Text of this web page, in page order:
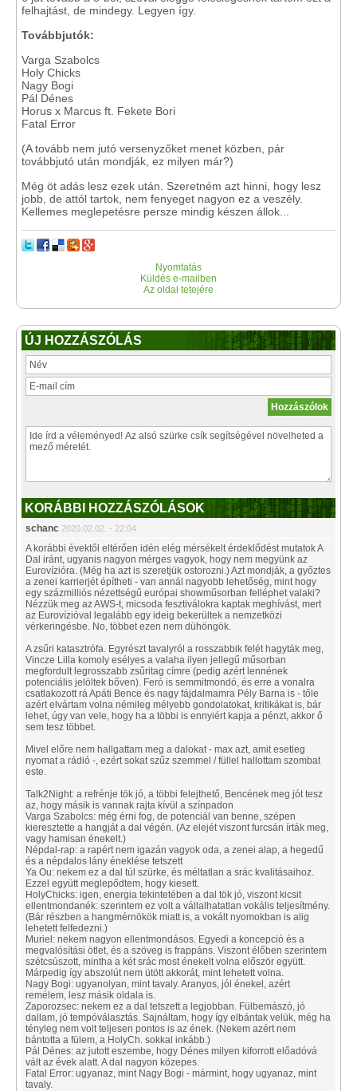
felhajtást, de mindegy. Legyen így.
Továbbjutók:
Varga Szabolcs
Holy Chicks
Nagy Bogi
Pál Dénes
Horus x Marcus ft. Fekete Bori
Fatal Error
(A tovább nem jutó versenyzőket menet közben, pár
továbbjutó után mondják, ez milyen már?)
Még öt adás lesz ezek után. Szeretném azt hinni, hogy lesz
jobb, de attól tartok, nem fenyeget nagyon ez a veszély.
Kellemes meglepetésre persze mindig készen állok...
Nyomtatás
Küldés e-mailben
Az oldal tetejére
ÚJ HOZZÁSZÓLÁS
KORÁBBI HOZZÁSZÓLÁSOK
schanc 2020.02.02. - 22:04
A korábbi évektől eltérően idén elég mérsékelt érdeklődést mutatok A
Dal iránt, ugyanis nagyon mérges vagyok, hogy nem megyünk az
Eurovízióra. (Még ha azt is szeretjük ostorozni.) Azt mondják, a győztes
a zenei karrierjét építheti - van annál nagyobb lehetőség, mint hogy
egy százmilliós nézettségű európai showműsorban felléphet valaki?
Nézzük meg az AWS-t, micsoda fesztiválokra kaptak meghívást, mert
az Eurovízióval legalább egy ideig bekerültek a nemzetközi
vérkeringésbe. No, többet ezen nem dühöngök.
A zsűri katasztrófa. Egyrészt tavalyról a rosszabbik felét hagyták meg,
Vincze Lilla komoly esélyes a valaha ilyen jellegű műsorban
megfordult legrosszabb zsűritag címre (pedig azért lennének
potenciális jelöltek bőven). Feró is semmitmondó, és erre a vonalra
csatlakozott rá Apáti Bence és nagy fájdalmamra Pély Barna is - tőle
azért elvártam volna némileg mélyebb gondolatokat, kritikákat is, bár
lehet, úgy van vele, hogy ha a többi is ennyiért kapja a pénzt, akkor ő
sem tesz többet.
Mivel előre nem hallgattam meg a dalokat - max azt, amit esetleg
nyomat a rádió -, ezért sokat szűz szemmel / füllel hallottam szombat
este.
Talk2Night: a refrénje tök jó, a többi felejthető, Bencének meg jót tesz
az, hogy másik is vannak rajta kívül a színpadon
Varga Szabolcs: még érni fog, de potenciál van benne, szépen
kieresztette a hangját a dal végén. (Az elejét viszont furcsán írták meg,
vagy hamisan énekelt.)
Népdal-rap: a rapért nem igazán vagyok oda, a zenei alap, a hegedű
és a népdalos lány éneklése tetszett
Ya Ou: nekem ez a dal túl szürke, és méltatlan a srác kvalitásaihoz.
Ezzel együtt meglepődtem, hogy kiesett.
HolyChicks: igen, energia tekintetében a dal tök jó, viszont kicsit
ellentmondanék: szerintem ez volt a vállalhatatlan vokális teljesítmény.
(Bár részben a hangmérnökök miatt is, a vokált nyomokban is alig
lehetett felfedezni.)
Muriel: nekem nagyon ellentmondásos. Egyedi a koncepció és a
megvalósítási ötlet, és a szöveg is frappáns. Viszont élőben szerintem
szétcsúszott, mintha a két srác most énekelt volna először együtt.
Márpedig így abszolút nem ütött akkorát, mint lehetett volna.
Nagy Bogi: ugyanolyan, mint tavaly. Aranyos, jól énekel, azért
remélem, lesz másik oldala is.
Zaporozsec: nekem ez a dal tetszett a legjobban. Fülbemászó, jó
dallam, jó tempóválasztás. Sajnáltam, hogy így elbántak velük, még ha
tényleg nem volt teljesen pontos is az ének. (Nekem azért nem
bántotta a fülem, a HolyCh. sokkal inkább.)
Pál Dénes: az jutott eszembe, hogy Dénes milyen kiforrott előadóvá
vált az évek alatt. A dal nagyon közepes.
Fatal Error: ugyanaz, mint Nagy Bogi - mármint, hogy ugyanaz, mint
tavaly.